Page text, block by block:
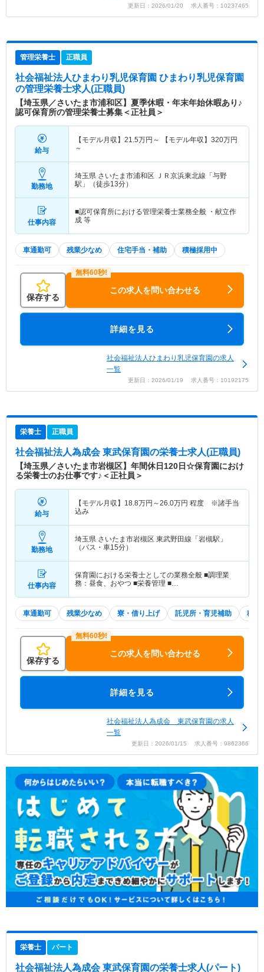
更新日：2026/01/20 求人番号：10237465
管理栄養士 正職員
社会福祉法人ひまわり乳児保育園 ひまわり乳児保育園
の管理栄養士求人(正職員)
【埼玉県／さいたま市浦和区】夏季休暇・年末年始休暇あり♪
認可保育所の管理栄養士募集＜正社員＞
給与
【モデル月収】 21.5万円～ 【モデル年収】 320万円
～
勤務地
埼玉県 さいたま市浦和区 ＪＲ京浜東北線「与野
駅」（徒歩13分）
仕事内容
■認可保育所における管理栄養士業務全般 ・献立作
成 等
車通勤可 残業少なめ 住宅手当・補助 積極採用中
保存する
この求人を問い合わせる
詳細を見る
社会福祉法人ひまわり乳児保育園の求人
一覧
更新日：2026/01/19 求人番号：10192175
栄養士 正職員
社会福祉法人為成会 東武保育園の栄養士求人(正職員)
【埼玉県／さいたま市岩槻区】年間休日120日☆保育園におけ
る栄養士のお仕事です♪＜正社員＞
給与
【モデル月収】 18.8万円～26.0万円 程度 ※諸手当
込み
勤務地
埼玉県 さいたま市岩槻区 東武野田線「岩槻駅」
（バス・車15分）
仕事内容
保育園における栄養士としての業務全般 ■調理業
務：昼食、おやつ ■栄養管理 ■…
車通勤可 残業少なめ 寮・借り上げ 託児所・育児補助 積極
保存する
この求人を問い合わせる
詳細を見る
社会福祉法人為成会 東武保育園の求人
一覧
更新日：2026/01/15 求人番号：9862366
栄養士 パート
社会福祉法人為成会 東武保育園の栄養士求人(パート)